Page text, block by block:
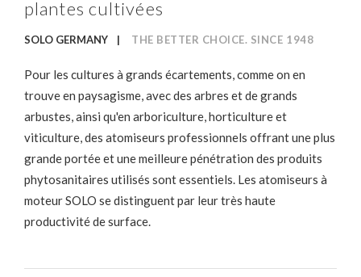
plantes cultivées
SOLO GERMANY THE BETTER CHOICE. SINCE 1948
Pour les cultures à grands écartements, comme on en
trouve en paysagisme, avec des arbres et de grands
arbustes, ainsi qu'en arboriculture, horticulture et
viticulture, des atomiseurs professionnels offrant une plus
grande portée et une meilleure pénétration des produits
phytosanitaires utilisés sont essentiels. Les atomiseurs à
moteur SOLO se distinguent par leur très haute
productivité de surface.